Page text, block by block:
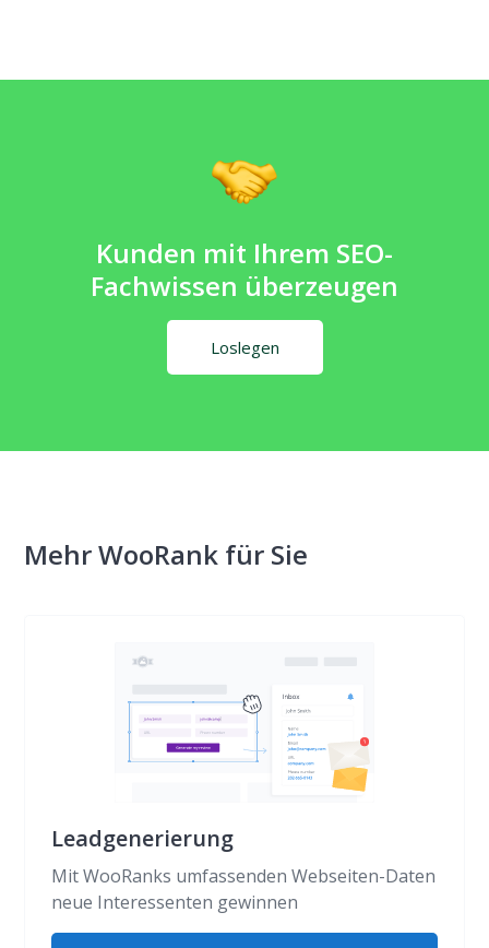
Kunden mit Ihrem SEO-
Fachwissen überzeugen
Loslegen
Mehr WooRank für Sie
Leadgenerierung
Mit WooRanks umfassenden Webseiten-Daten
neue Interessenten gewinnen